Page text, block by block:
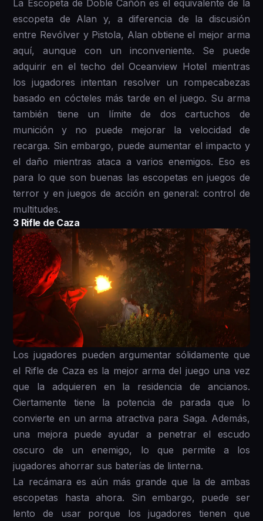
La Escopeta de Doble Cañón es el equivalente de la
escopeta de Alan y, a diferencia de la discusión
entre Revólver y Pistola, Alan obtiene el mejor arma
aquí, aunque con un inconveniente. Se puede
adquirir en el techo del Oceanview Hotel mientras
los jugadores intentan resolver un rompecabezas
basado en cócteles más tarde en el juego. Su arma
también tiene un límite de dos cartuchos de
munición y no puede mejorar la velocidad de
recarga. Sin embargo, puede aumentar el impacto y
el daño mientras ataca a varios enemigos. Eso es
para lo que son buenas las escopetas en juegos de
terror y en juegos de acción en general: control de
multitudes.
3 Rifle de Caza
Los jugadores pueden argumentar sólidamente que
el Rifle de Caza es la mejor arma del juego una vez
que la adquieren en la residencia de ancianos.
Ciertamente tiene la potencia de parada que lo
convierte en un arma atractiva para Saga. Además,
una mejora puede ayudar a penetrar el escudo
oscuro de un enemigo, lo que permite a los
jugadores ahorrar sus baterías de linterna.
La recámara es aún más grande que la de ambas
escopetas hasta ahora. Sin embargo, puede ser
lento de usar porque los jugadores tienen que